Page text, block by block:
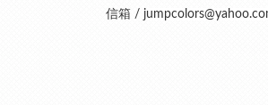
信箱 /